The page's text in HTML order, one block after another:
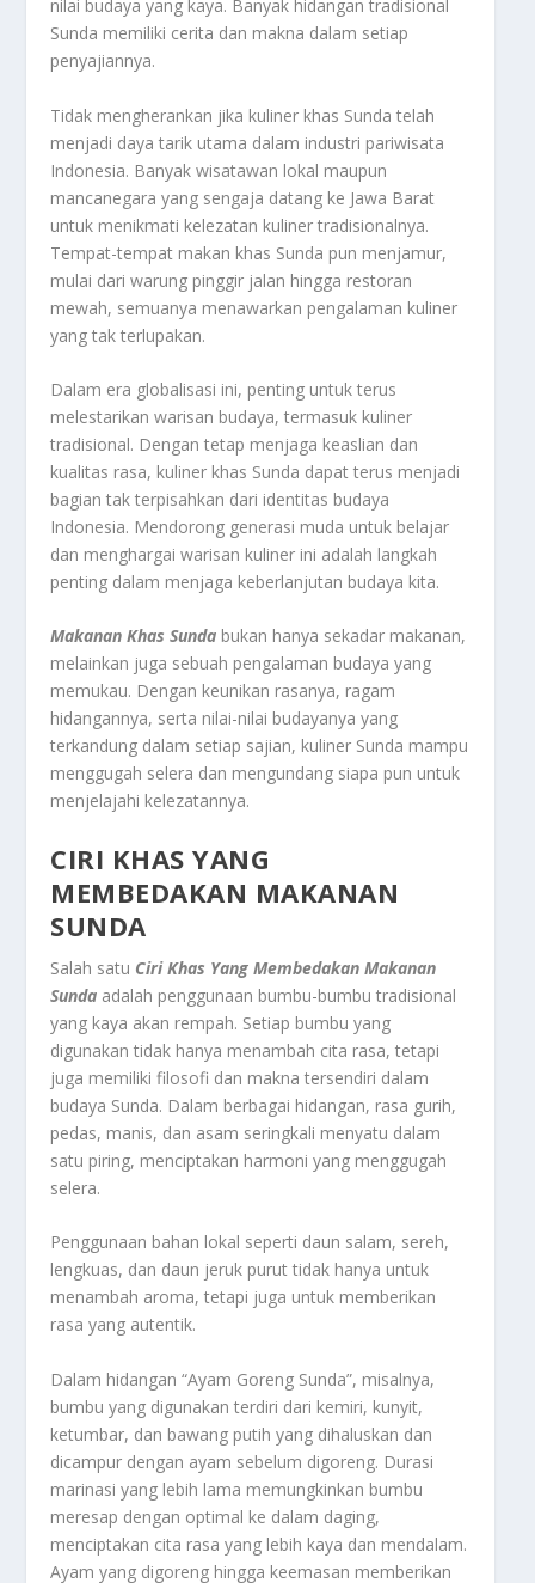
nilai budaya yang kaya. Banyak hidangan tradisional
Sunda memiliki cerita dan makna dalam setiap
penyajiannya.
Tidak mengherankan jika kuliner khas Sunda telah
menjadi daya tarik utama dalam industri pariwisata
Indonesia. Banyak wisatawan lokal maupun
mancanegara yang sengaja datang ke Jawa Barat
untuk menikmati kelezatan kuliner tradisionalnya.
Tempat-tempat makan khas Sunda pun menjamur,
mulai dari warung pinggir jalan hingga restoran
mewah, semuanya menawarkan pengalaman kuliner
yang tak terlupakan.
Dalam era globalisasi ini, penting untuk terus
melestarikan warisan budaya, termasuk kuliner
tradisional. Dengan tetap menjaga keaslian dan
kualitas rasa, kuliner khas Sunda dapat terus menjadi
bagian tak terpisahkan dari identitas budaya
Indonesia. Mendorong generasi muda untuk belajar
dan menghargai warisan kuliner ini adalah langkah
penting dalam menjaga keberlanjutan budaya kita.
Makanan Khas Sunda bukan hanya sekadar makanan,
melainkan juga sebuah pengalaman budaya yang
memukau. Dengan keunikan rasanya, ragam
hidangannya, serta nilai-nilai budayanya yang
terkandung dalam setiap sajian, kuliner Sunda mampu
menggugah selera dan mengundang siapa pun untuk
menjelajahi kelezatannya.
CIRI KHAS YANG
MEMBEDAKAN MAKANAN
SUNDA
Salah satu Ciri Khas Yang Membedakan Makanan
Sunda adalah penggunaan bumbu-bumbu tradisional
yang kaya akan rempah. Setiap bumbu yang
digunakan tidak hanya menambah cita rasa, tetapi
juga memiliki filosofi dan makna tersendiri dalam
budaya Sunda. Dalam berbagai hidangan, rasa gurih,
pedas, manis, dan asam seringkali menyatu dalam
satu piring, menciptakan harmoni yang menggugah
selera.
Penggunaan bahan lokal seperti daun salam, sereh,
lengkuas, dan daun jeruk purut tidak hanya untuk
menambah aroma, tetapi juga untuk memberikan
rasa yang autentik.
Dalam hidangan “Ayam Goreng Sunda”, misalnya,
bumbu yang digunakan terdiri dari kemiri, kunyit,
ketumbar, dan bawang putih yang dihaluskan dan
dicampur dengan ayam sebelum digoreng. Durasi
marinasi yang lebih lama memungkinkan bumbu
meresap dengan optimal ke dalam daging,
menciptakan cita rasa yang lebih kaya dan mendalam.
Ayam yang digoreng hingga keemasan memberikan